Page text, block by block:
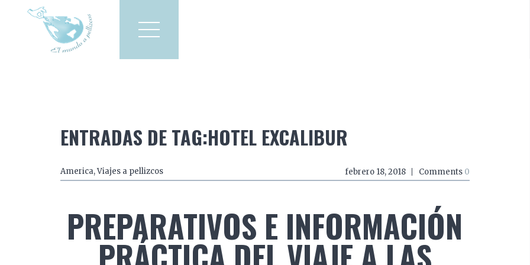
Viajes a pellizcos
ENTRADAS DE TAG:HOTEL EXCALIBUR
America,Viajes a pellizcos febrero 18, 2018 Comments 0
PREPARATIVOS E INFORMACIÓN